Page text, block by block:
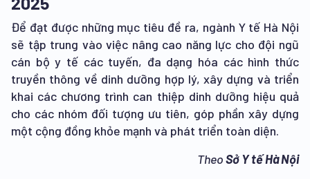
Để đạt được những mục tiêu đề ra, ngành Y tế Hà Nội
sẽ tập trung vào việc nâng cao năng lực cho đội ngũ
cán bộ y tế các tuyến, đa dạng hóa các hình thức
truyền thông về dinh dưỡng hợp lý, xây dựng và triển
khai các chương trình can thiệp dinh dưỡng hiệu quả
cho các nhóm đối tượng ưu tiên, góp phần xây dựng
một cộng đồng khỏe mạnh và phát triển toàn diện.
TheoSở Y tế Hà Nội